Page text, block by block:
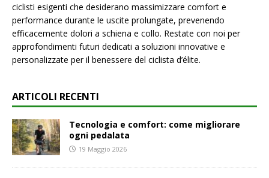
ciclisti esigenti che desiderano massimizzare comfort e
performance durante le uscite prolungate, prevenendo
efficacemente dolori a schiena e collo. Restate con noi per
approfondimenti futuri dedicati a soluzioni innovative e
personalizzate per il benessere del ciclista d’élite.
ARTICOLI RECENTI
Tecnologia e comfort: come migliorare
ogni pedalata
19 Maggio 2026